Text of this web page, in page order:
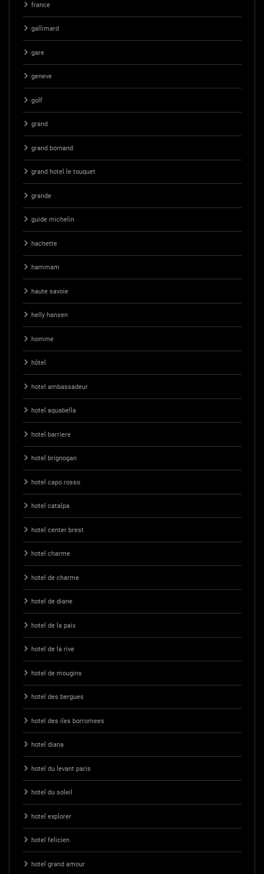
france
gallimard
gare
geneve
golf
grand
grand bornand
grand hotel le touquet
grande
guide michelin
hachette
hammam
haute savoie
helly hansen
homme
hôtel
hotel ambassadeur
hotel aquabella
hotel barriere
hotel brignogan
hotel capo rosso
hotel catalpa
hotel center brest
hotel charme
hotel de charme
hotel de diane
hotel de la paix
hotel de la rive
hotel de mougins
hotel des bergues
hotel des iles borromees
hotel diana
hotel du levant paris
hotel du soleil
hotel explorer
hotel felicien
hotel grand amour